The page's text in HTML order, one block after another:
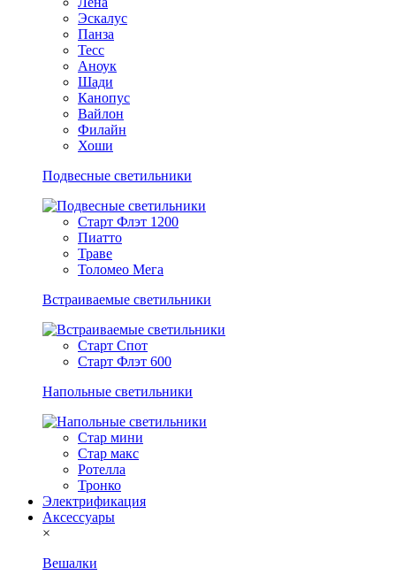
Эскалус
Панза
Тесс
Аноук
Шади
Канопус
Вайлон
Филайн
Хоши
Подвесные светильники
Старт Флэт 1200
Пиатто
Траве
Толомео Мега
Встраиваемые светильники
Старт Спот
Старт Флэт 600
Напольные светильники
Стар мини
Стар макс
Ротелла
Тронко
Электрификация
Аксессуары
×
Вешалки